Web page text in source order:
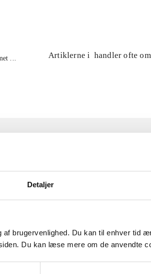
Detaljer
brugervenlighed. Du kan til enhver tid
Du kan læse mere om de anvendte
...
Artiklerne i handler ofte om